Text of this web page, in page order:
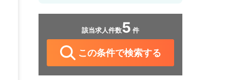
該当求人件数5 件
この条件で検索する